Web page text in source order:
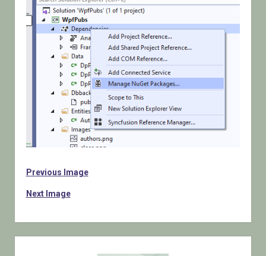
Previous Image
Next Image